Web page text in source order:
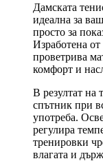
Дамската
идеална за
просто за
Изработена
проветрива
комфорт и
В резултат на
спътник при
употреба.
регулира
тренировки
влагата и